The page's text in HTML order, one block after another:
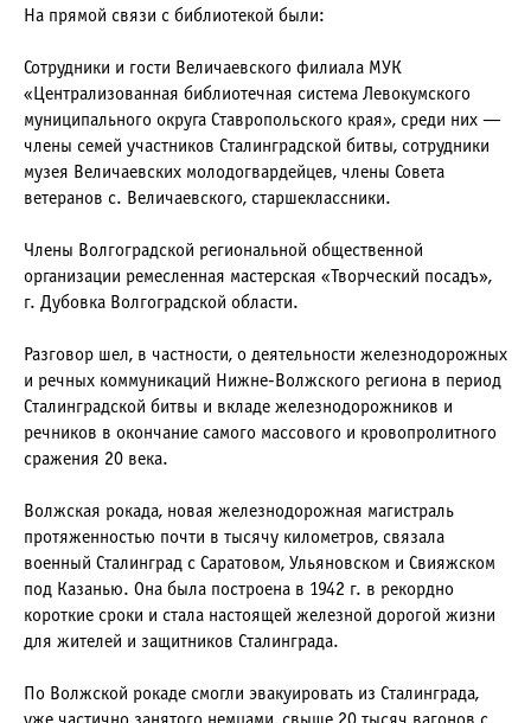
На прямой связи с библиотекой были:
Сотрудники и гости Величаевского филиала МУК
«Централизованная библиотечная система Левокумского
муниципального округа Ставропольского края», среди них —
члены семей участников Сталинградской битвы, сотрудники
музея Величаевских молодогвардейцев, члены Совета
ветеранов с. Величаевского, старшеклассники.
Члены Волгоградской региональной общественной
организации ремесленная мастерская «Творческий посадъ»,
г. Дубовка Волгоградской области.
Разговор шел, в частности, о деятельности железнодорожных
и речных коммуникаций Нижне-Волжского региона в период
Сталинградской битвы и вкладе железнодорожников и
речников в окончание самого массового и кровопролитного
сражения 20 века.
Волжская рокада, новая железнодорожная магистраль
протяженностью почти в тысячу километров, связала
военный Сталинград с Саратовом, Ульяновском и Свияжском
под Казанью. Она была построена в 1942 г. в рекордно
короткие сроки и стала настоящей железной дорогой жизни
для жителей и защитников Сталинграда.
По Волжской рокаде смогли эвакуировать из Сталинграда,
уже частично занятого немцами, свыше 20 тысяч вагонов с